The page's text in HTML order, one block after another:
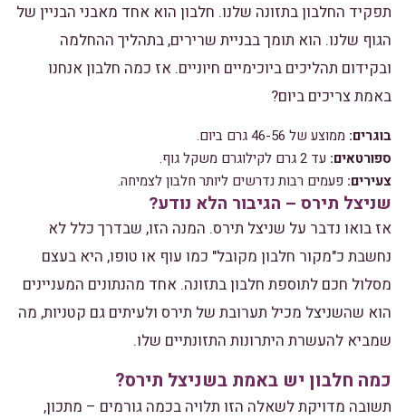
תפקיד החלבון בתזונה שלנו. חלבון הוא אחד מאבני הבניין של
הגוף שלנו. הוא תומך בבניית שרירים, בתהליך ההחלמה
ובקידום תהליכים ביוכימיים חיוניים. אז כמה חלבון אנחנו
באמת צריכים ביום?
בוגרים: ממוצע של 46-56 גרם ביום.
ספורטאים: עד 2 גרם לקילוגרם משקל גוף.
צעירים: פעמים רבות נדרשים ליותר חלבון לצמיחה.
שניצל תירס – הגיבור הלא נודע?
אז בואו נדבר על שניצל תירס. המנה הזו, שבדרך כלל לא
נחשבת כ"מקור חלבון מקובל" כמו עוף או טופו, היא בעצם
מסלול חכם לתוספת חלבון בתזונה. אחד מהנתונים המעניינים
הוא שהשניצל מכיל תערובת של תירס ולעיתים גם קטניות, מה
שמביא להעשרת היתרונות התזונתיים שלו.
כמה חלבון יש באמת בשניצל תירס?
תשובה מדויקת לשאלה הזו תלויה בכמה גורמים – מתכון,